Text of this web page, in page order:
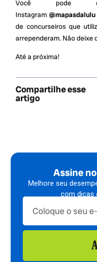
Você pode
Instagram@mapasdalulu
de concurseiros que
arrependeram. Não deixe
Até a próxima!
Compartilhe esse
artigo
Assine
Melhore seu
com dicas